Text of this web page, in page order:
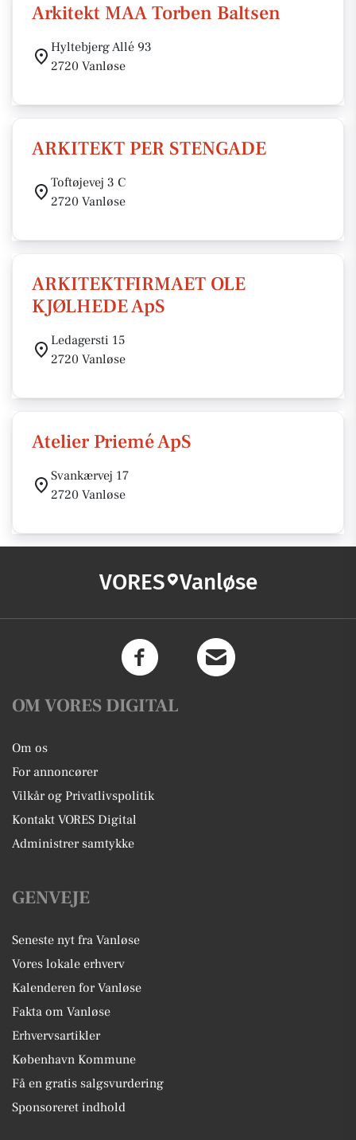
Arkitekt MAA Torben Baltsen
Hyltebjerg Allé 93
2720 Vanløse
ARKITEKT PER STENGADE
Toftøjevej 3 C
2720 Vanløse
ARKITEKTFIRMAET OLE
KJØLHEDE ApS
Ledagersti 15
2720 Vanløse
Atelier Priemé ApS
Svankærvej 17
2720 Vanløse
VORES Vanløse
OM VORES DIGITAL
Om os
For annoncører
Vilkår og Privatlivspolitik
Kontakt VORES Digital
Administrer samtykke
GENVEJE
Seneste nyt fra Vanløse
Vores lokale erhverv
Kalenderen for Vanløse
Fakta om Vanløse
Erhvervsartikler
København Kommune
Få en gratis salgsvurdering
Sponsoreret indhold